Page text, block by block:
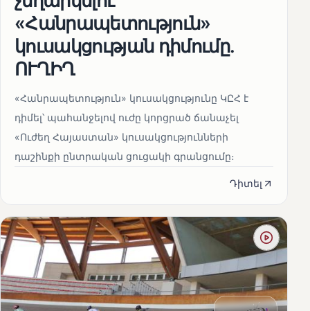
«Հանրապետություն»
կուսակցության դիմումը.
ՈՒՂԻՂ
«Հանրապետություն» կուսակցությունը ԿԸՀ է
դիմել՝ պահանջելով ուժը կորցրած ճանաչել
«Ուժեղ Հայաստան» կուսակցությունների
դաշինքի ընտրական ցուցակի գրանցումը։
Դիտել